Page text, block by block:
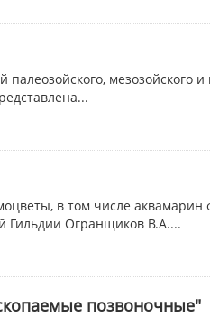
мезозойского и
в том числе аквамарин
Гильдии Огранщиков В.А....
позвоночные"